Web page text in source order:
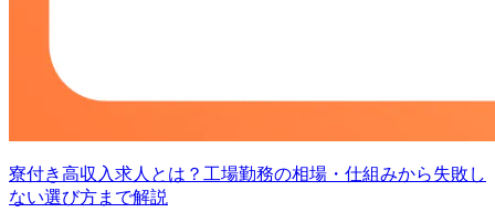
寮付き高収入求人とは？工場勤務の相場・仕組みから失敗し
ない選び方まで解説